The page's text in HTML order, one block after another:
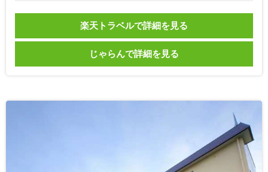
楽天トラベルで詳細を見る
じゃらんで詳細を見る